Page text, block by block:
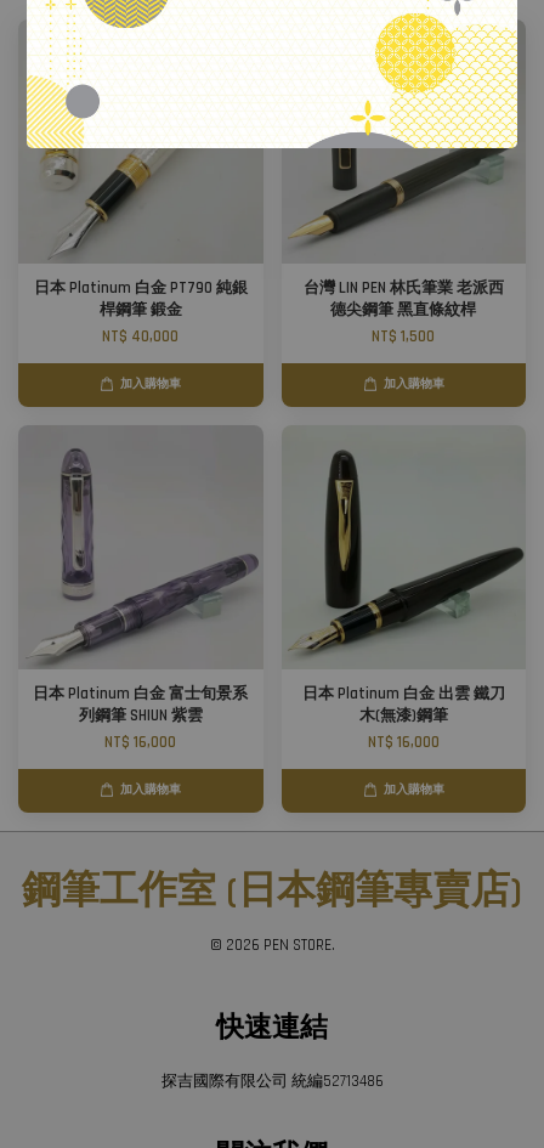
日本 Platinum 白金 PT790 純銀
桿鋼筆 鍛金
NT$ 40,000
加入購物車
台灣 LIN PEN 林氏筆業 老派西
德尖鋼筆 黑直條紋桿
NT$ 1,500
加入購物車
日本 Platinum 白金 富士旬景系
列鋼筆 SHIUN 紫雲
NT$ 16,000
加入購物車
日本 Platinum 白金 出雲 鐵刀
木(無漆)鋼筆
NT$ 16,000
加入購物車
鋼筆工作室 (日本鋼筆專賣店)
© 2026 PEN STORE.
快速連結
探吉國際有限公司 統編52713486